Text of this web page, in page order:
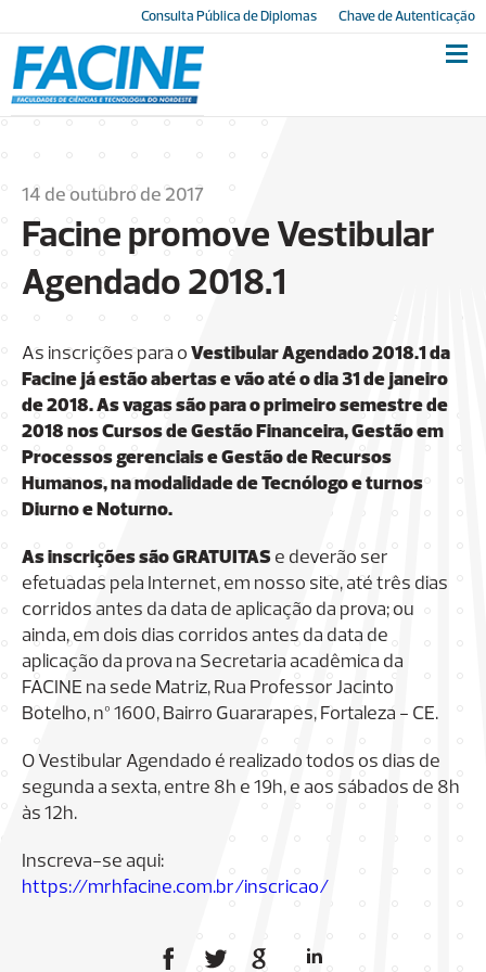
Consulta Pública de Diplomas Chave de Autenticação
14 de outubro de 2017
Facine promove Vestibular
Agendado 2018.1
As inscrições para o Vestibular Agendado 2018.1 da
Facine já estão abertas e vão até o dia 31 de janeiro
de 2018. As vagas são para o primeiro semestre de
2018 nos Cursos de Gestão Financeira, Gestão em
Processos gerenciais e Gestão de Recursos
Humanos, na modalidade de Tecnólogo e turnos
Diurno e Noturno.
As inscrições são GRATUITAS e deverão ser
efetuadas pela Internet, em nosso site, até três dias
corridos antes da data de aplicação da prova; ou
ainda, em dois dias corridos antes da data de
aplicação da prova na Secretaria acadêmica da
FACINE na sede Matriz, Rua Professor Jacinto
Botelho, nº 1600, Bairro Guararapes, Fortaleza - CE.
O Vestibular Agendado é realizado todos os dias de
segunda a sexta, entre 8h e 19h, e aos sábados de 8h
às 12h.
Inscreva-se aqui:
https://mrhfacine.com.br/inscricao/